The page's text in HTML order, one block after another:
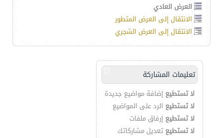
العرض العادي
الانتقال إلى العرض المتطور
الانتقال إلى العرض الشجري
تعليمات المشاركة
لا تستطيع إضافة مواضيع جديدة
لا تستطيع الرد على المواضيع
لا تستطيع إرفاق ملفات
لا تستطيع تعديل مشاركاتك